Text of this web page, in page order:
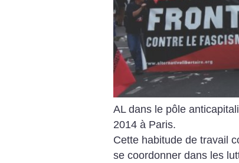
AL dans le pôle
2014 à Paris.
Cette habitude de travail
se coordonner dans les